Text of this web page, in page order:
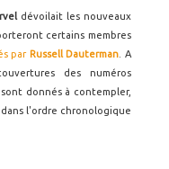
dévoilait les nouveaux
certains membres
par Russell Dauterman . A
des numéros
donnés à contempler,
dans l'ordre chronologique